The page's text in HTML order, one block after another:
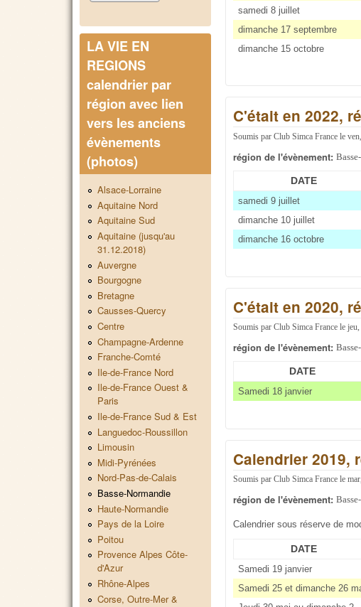
samedi 8 juillet
dimanche 17 septembre
dimanche 15 octobre
C'était en 2022,
Soumis parClub Simca France le
région de l'évènement:
DATE
samedi 9 juillet
dimanche 10 juillet
dimanche 16 octobre
C'était en 2020,
Soumis parClub Simca France le
région de l'évènement:
DATE
Samedi 18 janvier
Calendrier 2019,
Soumis parClub Simca France le
région de l'évènement:
Calendrier sous réserve de
DATE
Samedi 19 janvier
Samedi 25 et dimanche 26
LA VIE EN
REGIONS
calendrier par
région avec lien
vers les anciens
évènements
(photos)
Alsace-Lorraine
Aquitaine Nord
Aquitaine Sud
Aquitaine (jusqu'au
31.12.2018)
Auvergne
Bourgogne
Bretagne
Causses-Quercy
Centre
Champagne-Ardenne
Franche-Comté
Ile-de-France Nord
Ile-de-France Ouest &
Paris
Ile-de-France Sud & Est
Languedoc-Roussillon
Limousin
Midi-Pyrénées
Nord-Pas-de-Calais
Basse-Normandie
Haute-Normandie
Pays de la Loire
Poitou
Provence Alpes Côte-
d'Azur
Rhône-Alpes
Corse, Outre-Mer &